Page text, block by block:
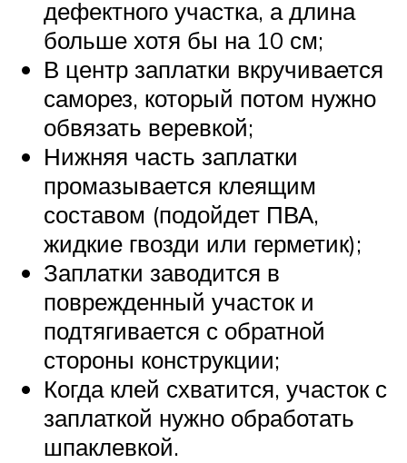
дефектного участка, а длина
больше хотя бы на 10 см;
В центр заплатки вкручивается
саморез, который потом нужно
обвязать веревкой;
Нижняя часть заплатки
промазывается клеящим
составом (подойдет ПВА,
жидкие гвозди или герметик);
Заплатки заводится в
поврежденный участок и
подтягивается с обратной
стороны конструкции;
Когда клей схватится, участок с
заплаткой нужно обработать
шпаклевкой.